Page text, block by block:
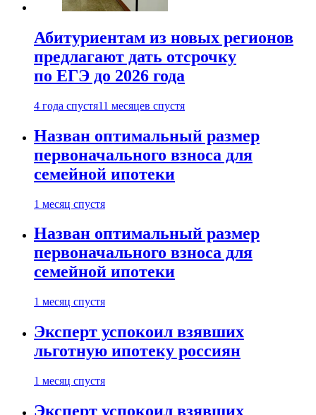
Абитуриентам из новых регионов
предлагают дать отсрочку
по ЕГЭ до 2026 года
4 года спустя11 месяцев спустя
Назван оптимальный размер
первоначального взноса для
семейной ипотеки
1 месяц спустя
Назван оптимальный размер
первоначального взноса для
семейной ипотеки
1 месяц спустя
Эксперт успокоил взявших
льготную ипотеку россиян
1 месяц спустя
Эксперт успокоил взявших